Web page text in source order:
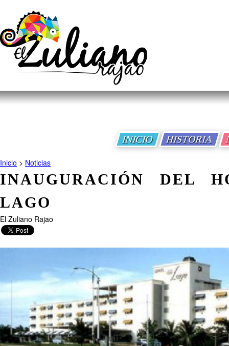
INICIO HISTORIA
Inicio > Noticias
INAUGURACIÓN DEL
LAGO
El Zuliano Rajao